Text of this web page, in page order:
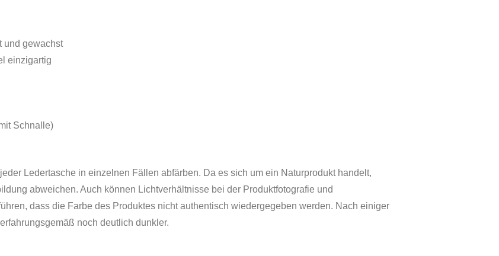
und gewachst
einzigartig
Schnalle)
Ledertasche in einzelnen Fällen abfärben. Da es sich um ein Naturprodukt handelt,
abweichen. Auch können Lichtverhältnisse bei der Produktfotografie und
dass die Farbe des Produktes nicht authentisch wiedergegeben werden. Nach einiger
noch deutlich dunkler.